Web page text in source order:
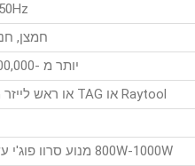
חמצן,
יותר מ -100,000 שעות
Raytool או TAG או ראש לייזר ar3tech
800W-1000W מנוע סרוו פוג'י עשה ביפן